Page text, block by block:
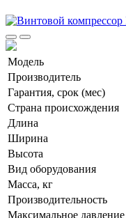
Модель
Производитель
Гарантия, срок (мес)
Страна происхождения
Длина
Ширина
Высота
Вид оборудования
Масса, кг
Производительность
Максимальное давление